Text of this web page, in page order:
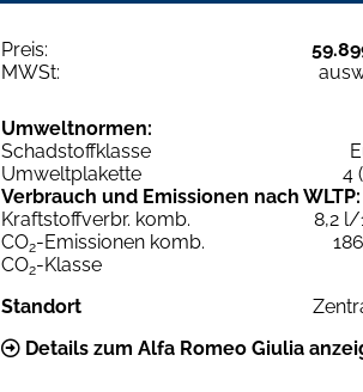
Preis:
MWSt:
Umweltnormen:
Schadstoffklasse
Umweltplakette
4
Verbrauch und Emissionen nach WLTP:
Kraftstoffverbr. komb.
8,2 l/
CO2-Emissionen komb.
CO2-Klasse
Standort
Details zum Alfa Romeo Giulia